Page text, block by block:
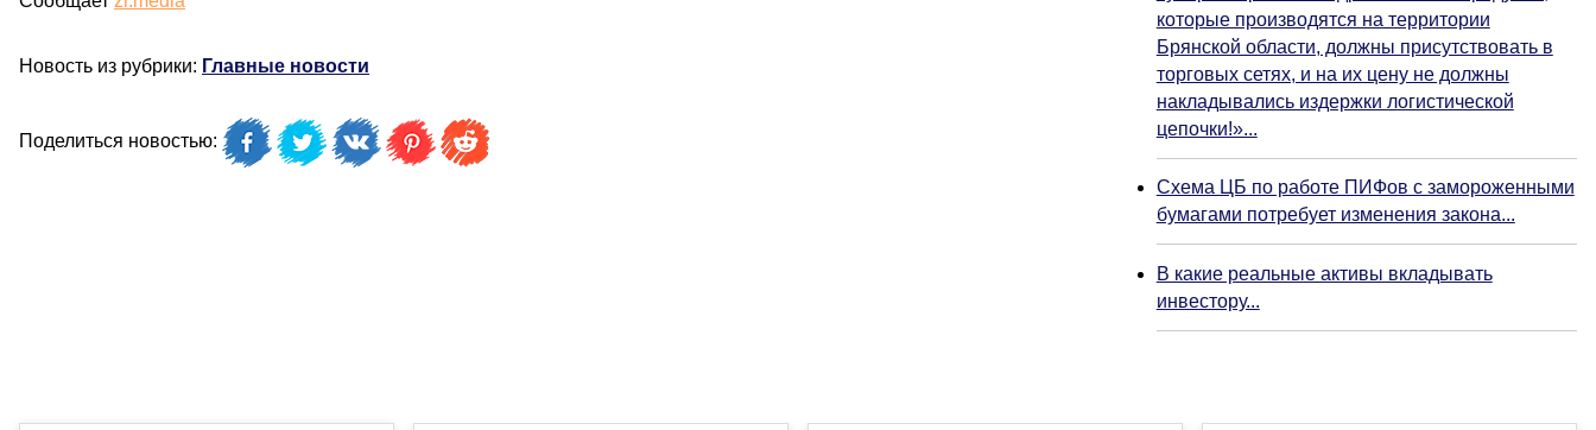
Новость из рубрики: Главные новости
Поделиться новостью:
которые производятся на территории
Брянской области, должны присутствовать в
торговых сетях, и на их цену не должны
накладывались издержки логистической
цепочки!»...
Схема ЦБ по работе ПИФов с замороженными
бумагами потребует изменения закона...
В какие реальные активы вкладывать
инвестору...